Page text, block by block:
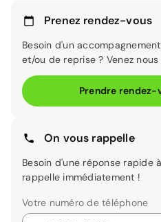
Prenez rendez-vous
Besoin d'un
et/ou de reprise ? Venez
Prendre rendez-
On vous rappelle
Besoin d'une réponse rapide
rappelle immédiatement !
Votre numéro de téléphone